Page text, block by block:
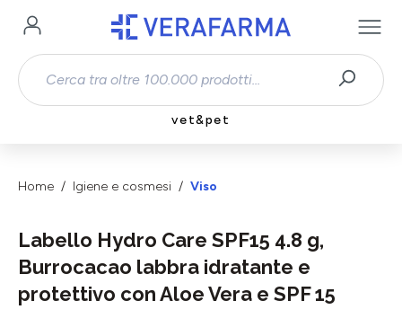
Passa al contenuto principale
vet&pet
Home Igiene e cosmesi Viso
Labello Hydro Care SPF15 4.8 g,
Burrocacao labbra idratante e
protettivo con Aloe Vera e SPF 15